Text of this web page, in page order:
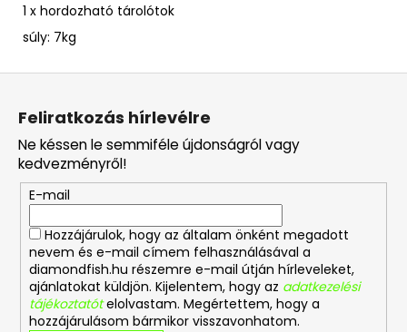
1 x hordozható tárolótok
súly: 7kg
L
Feliratkozás hírlevélre
Ne késsen le semmiféle újdonságról vagy
kedvezményről!
E-mail
Hozzájárulok, hogy az általam önként megadott
nevem és e-mail címem felhasználásával a
diamondfish.hu részemre e-mail útján hírleveleket,
ajánlatokat küldjön. Kijelentem, hogy az adatkezelési
tájékoztatót elolvastam. Megértettem, hogy a
hozzájárulásom bármikor visszavonhatom.